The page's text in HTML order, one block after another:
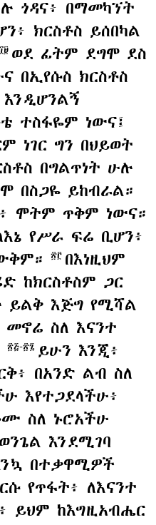
ጎዳና፥ በማመካኘት
ክርስቶስ ይሰበካል
፲፱ ወደ ፊትም ደግሞ ደስ
በኢየሱስ ክርስቶስ
ተስፋዬም ነውና፤
ነገር ግን በህይወት
በግልጥነት ሁሉ
በስጋዬ ይከብራል።
ሞትም ጥቅም ነውና።
የሥራ ፍሬ ቢሆን፥
፳፫ በእነዚህም
ከክርስቶስም ጋር
ይልቅ እጅግ የሚሻል
መኖሬ ስለ እናንተ
፳፭-፳፯ ይሁን እንጂ፥
በአንድ ልብ ስለ
እየተጋደላችሁ፥
ስለ ኑሮአችሁ
እንደሚገባ
በተቃዋሚዎች
የጥፋት፥ ለእናንተ
ይህም ከእግዚአብሔር